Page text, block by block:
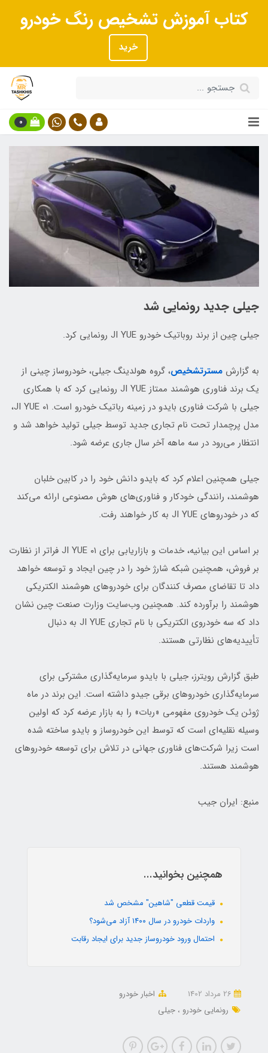
کتاب آموزش تشخیص رنگ خودرو
خرید
0
جیلی جدید رونمایی شد
جیلی چین از برند روباتیک خودرو JI YUE رونمایی کرد.
به گزارش مسترتشخیص، گروه هولدینگ جیلی، خودروساز چینی از
یک برند فناوری هوشمند ممتاز JI YUE رونمایی کرد که با همکاری
جیلی با شرکت فناوری بایدو در زمینه رباتیک خودرو است. JI YUE ۰۱،
مدل پرچمدار تحت نام تجاری جدید توسط جیلی تولید خواهد شد و
انتظار می‌رود در سه ماهه آخر سال جاری عرضه شود.
جیلی همچنین اعلام کرد که بایدو دانش خود را در کابین خلبان
هوشمند، رانندگی خودکار و فناوری‌های هوش مصنوعی ارائه می‌کند
که در خودروهای JI YUE به کار خواهند رفت.
بر اساس این بیانیه، خدمات و بازاریابی برای ۰۱ JI YUE فراتر از نظارت
بر فروش، همچنین شبکه شارژ خود را در چین ایجاد و توسعه خواهد
داد تا تقاضای مصرف کنندگان برای خودروهای هوشمند الکتریکی
هوشمند را برآورده کند. همچنین وب‌سایت وزارت صنعت چین نشان
داد که سه خودروی الکتریکی با نام تجاری JI YUE به دنبال
تأییدیه‌های نظارتی هستند.
طبق گزارش رویترز، جیلی با بایدو سرمایه‌گذاری مشترکی برای
سرمایه‌گذاری خودروهای برقی جیدو داشته است. این برند در ماه
ژوئن یک خودروی مفهومی «ربات» را به بازار عرضه کرد که اولین
وسیله نقلیه‌ای است که توسط این خودروساز و بایدو ساخته شده
است زیرا شرکت‌های فناوری جهانی در تلاش برای توسعه خودروهای
هوشمند هستند.
منبع: ایران جیب
همچنین بخوانید...
قیمت قطعی "شاهین" مشخص شد
واردات خودرو در سال ۱۴۰۰ آزاد می‌شود؟
احتمال ورود خودروساز جدید برای ایجاد رقابت
اخبار خودرو
رونمایی خودرو
جیلی